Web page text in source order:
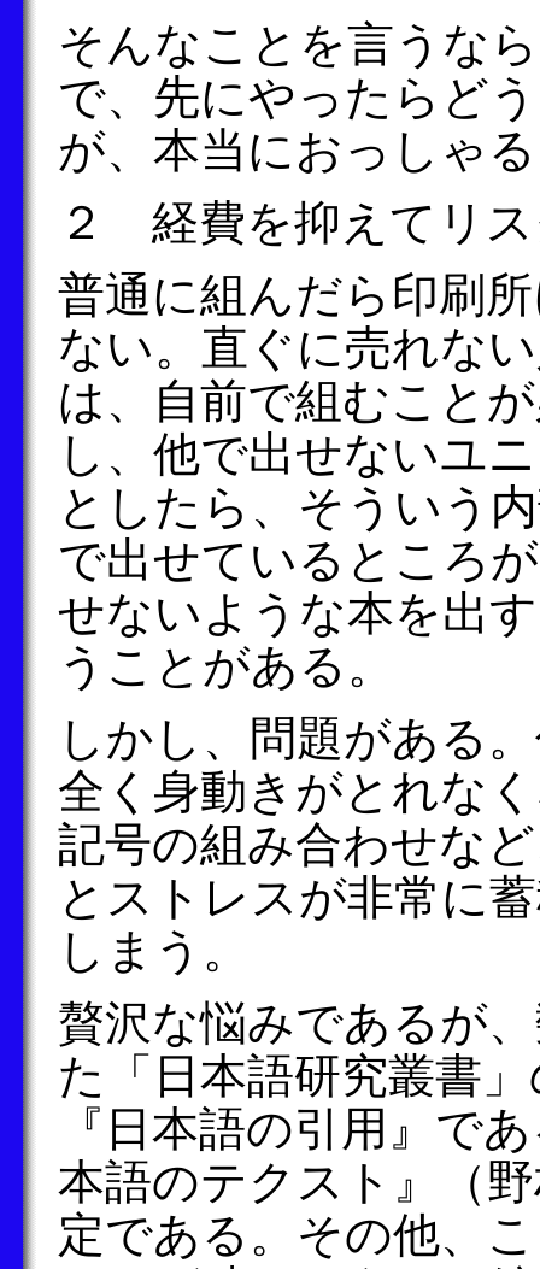
そんなことを言うな
で、先にやったらど
が、本当におっしゃ
２ 経費を抑えてリ
普通に組んだら印刷
ない。直ぐに売れな
は、自前で組むこと
し、他で出せないユ
としたら、そういう
で出せているところ
せないような本を出
うことがある。
しかし、問題がある
全く身動きがとれな
記号の組み合わせな
とストレスが非常に
しまう。
贅沢な悩みであるが
た「日本語研究叢書
『日本語の引用』で
本語のテクスト』（
定である。その他、